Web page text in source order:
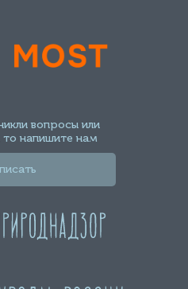
вопросы или
напишите нам